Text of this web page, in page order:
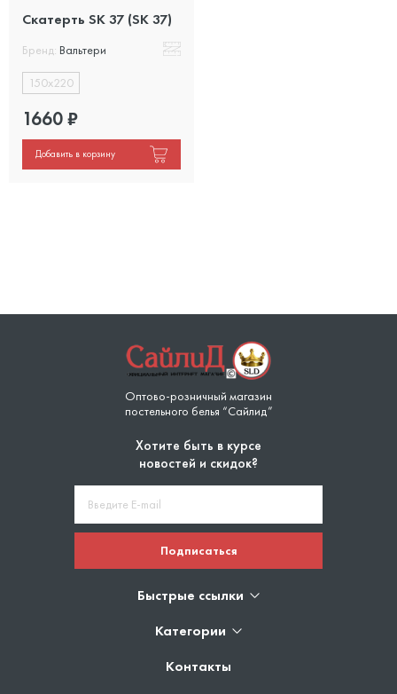
Скатерть SK 37 (SK 37)
Бренд: Вальтери
150х220
1660₽
Добавить в корзину
Оптово-розничный магазин
постельного белья “Сайлид”
Хотите быть в курсе
новостей и скидок?
Подписаться
Быстрые ссылки
Категории
Контакты